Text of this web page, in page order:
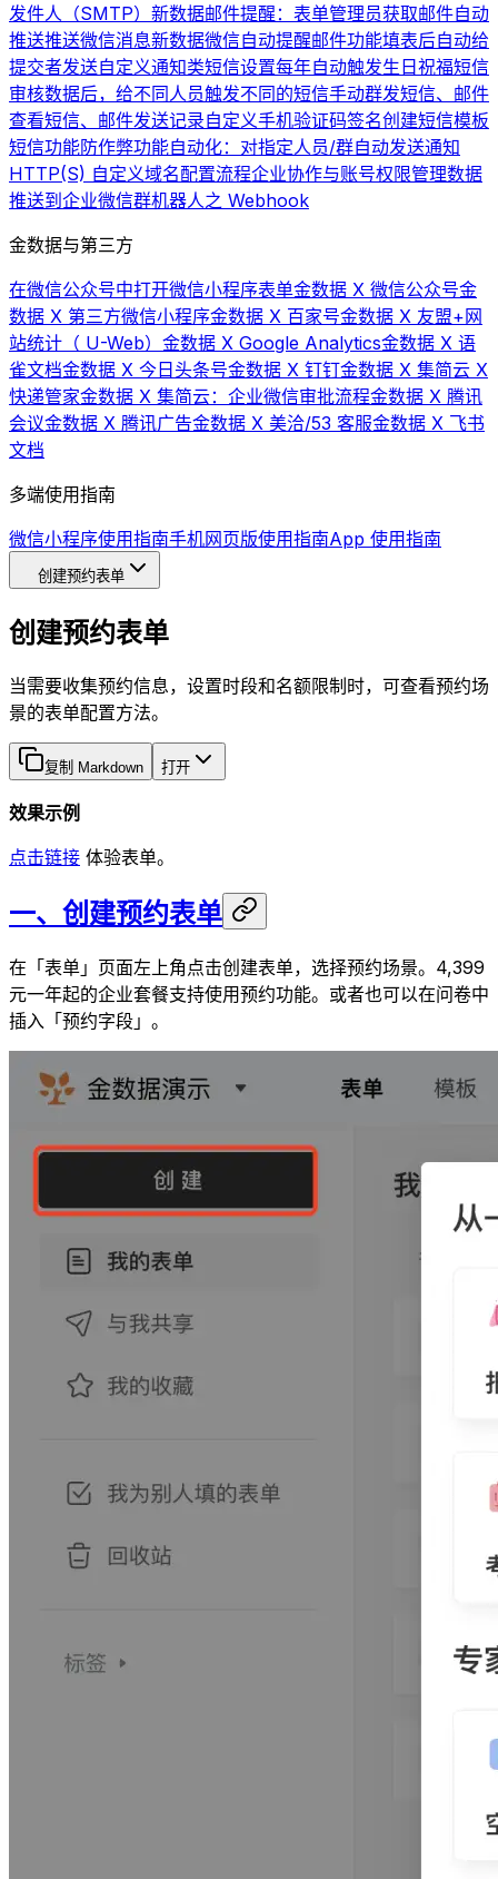
发件人（SMTP） 新数据邮件提醒：表单管理员获取邮件自动
推送推送微信消息新数据微信自动提醒邮件功能填表后自动给
提交者发送自定义通知类短信设置每年自动触发生日祝福短信
审核数据后，给不同人员触发不同的短信手动群发短信、邮件
查看短信、邮件发送记录自定义手机验证码签名创建短信模板
短信功能防作弊功能自动化：对指定人员/群自动发送通知
HTTP(S) 自定义域名配置流程企业协作与账号权限管理数据
推送到企业微信群机器人之 Webhook
金数据与第三方
在微信公众号中打开微信小程序表单金数据 X 微信公众号金
数据 X 第三方微信小程序金数据 X 百家号金数据 X 友盟+网
站统计（ U-Web） 金数据 X Google Analytics金数据 X 语
雀文档金数据 X 今日头条号金数据 X 钉钉金数据 X 集简云 X
快递管家金数据 X 集简云：企业微信审批流程金数据 X 腾讯
会议金数据 X 腾讯广告金数据 X 美洽/53 客服金数据 X 飞书
文档
多端使用指南
微信小程序使用指南手机网页版使用指南App 使用指南
创建预约表单
创建预约表单
当需要收集预约信息，设置时段和名额限制时，可查看预约场
景的表单配置方法。
复制 Markdown 打开
效果示例
点击链接 体验表单。
一、创建预约表单
在「表单」页面左上角点击创建表单，选择预约场景。4,399
元一年起的企业套餐支持使用预约功能。或者也可以在问卷中
插入「预约字段」。